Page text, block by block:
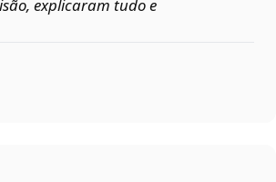
explicaram tudo e